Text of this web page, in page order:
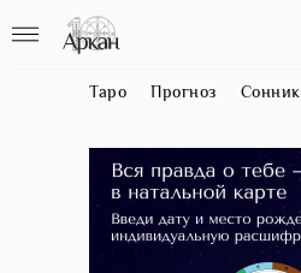
Таро Прогноз Сонник